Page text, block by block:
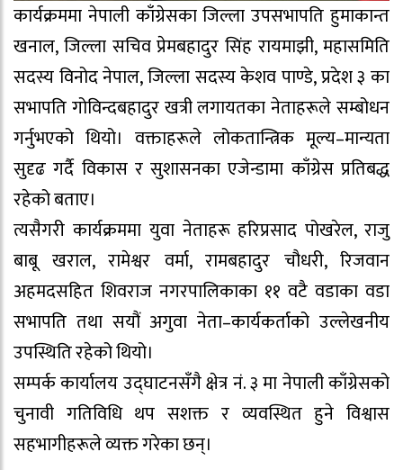
कार्यक्रममा नेपाली काँग्रेसका जिल्ला उपसभापति हुमाकान्त
खनाल, जिल्ला सचिव प्रेमबहादुर सिंह रायमाझी, महासमिति
सदस्य विनोद नेपाल, जिल्ला सदस्य केशव पाण्डे, प्रदेश ३ का
सभापति गोविन्दबहादुर खत्री लगायतका नेताहरूले सम्बोधन
गर्नुभएको थियो। वक्ताहरूले लोकतान्त्रिक मूल्य–मान्यता
सुदृढ गर्दै विकास र सुशासनका एजेन्डामा काँग्रेस प्रतिबद्ध
रहेको बताए।
त्यसैगरी कार्यक्रममा युवा नेताहरू हरिप्रसाद पोखरेल, राजु
बाबू खराल, रामेश्वर वर्मा, रामबहादुर चौधरी, रिजवान
अहमदसहित शिवराज नगरपालिकाका ११ वटै वडाका वडा
सभापति तथा सयौं अगुवा नेता–कार्यकर्ताको उल्लेखनीय
उपस्थिति रहेको थियो।
सम्पर्क कार्यालय उद्घाटनसँगै क्षेत्र नं. ३ मा नेपाली काँग्रेसको
चुनावी गतिविधि थप सशक्त र व्यवस्थित हुने विश्वास
सहभागीहरूले व्यक्त गरेका छन्।